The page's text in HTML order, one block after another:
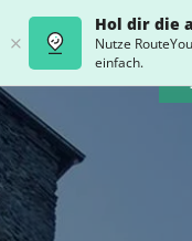
Hol dir die
Nutze
einfach.